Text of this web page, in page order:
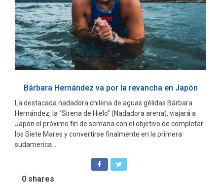
Bárbara Hernández va por la revancha en Japón
La destacada nadadora chilena de aguas gélidas Bárbara
Hernández, la “Sirena de Hielo” (Nadadora arena), viajará a
Japón el próximo fin de semana con el objetivo de completar
los Siete Mares y convertirse finalmente en la primera
sudamerica...
0 shares